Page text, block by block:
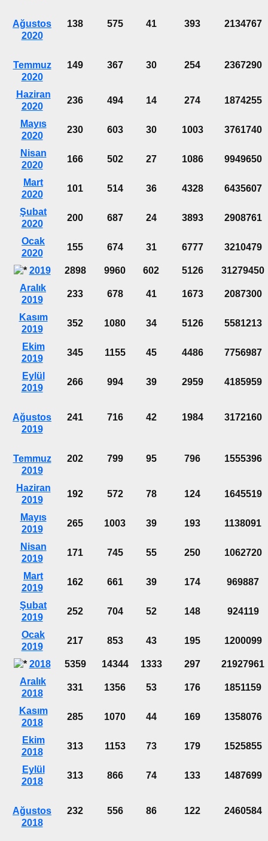
Ağustos
2020
138 575 41 393 2134767
Temmuz
2020
149 367 30 254 2367290
Haziran
2020
236 494 14 274 1874255
Mayıs
2020
230 603 30 1003 3761740
Nisan
2020
166 502 27 1086 9949650
Mart
2020
101 514 36 4328 6435607
Şubat
2020
200 687 24 3893 2908761
Ocak
2020
155 674 31 6777 3210479
2019 2898 9960 602 5126
31279450
Aralık
2019
233 678 41 1673 2087300
Kasım
2019
352 1080 34 5126 5581213
Ekim
2019
345 1155 45 4486 7756987
Eylül
2019
266 994 39 2959 4185959
Ağustos
2019
241 716 42 1984 3172160
Temmuz
2019
202 799 95 796 1555396
Haziran
2019
192 572 78 124 1645519
Mayıs
2019
265 1003 39 193 1138091
Nisan
2019
171 745 55 250 1062720
Mart
2019
162 661 39 174 969887
Şubat
2019
252 704 52 148 924119
Ocak
2019
217 853 43 195 1200099
2018 5359 14344 1333 297
21927961
Aralık
2018
331 1356 53 176 1851159
Kasım
2018
285 1070 44 169 1358076
Ekim
2018
313 1153 73 179 1525855
Eylül
2018
313 866 74 133 1487699
Ağustos
2018
232 556 86 122 2460584